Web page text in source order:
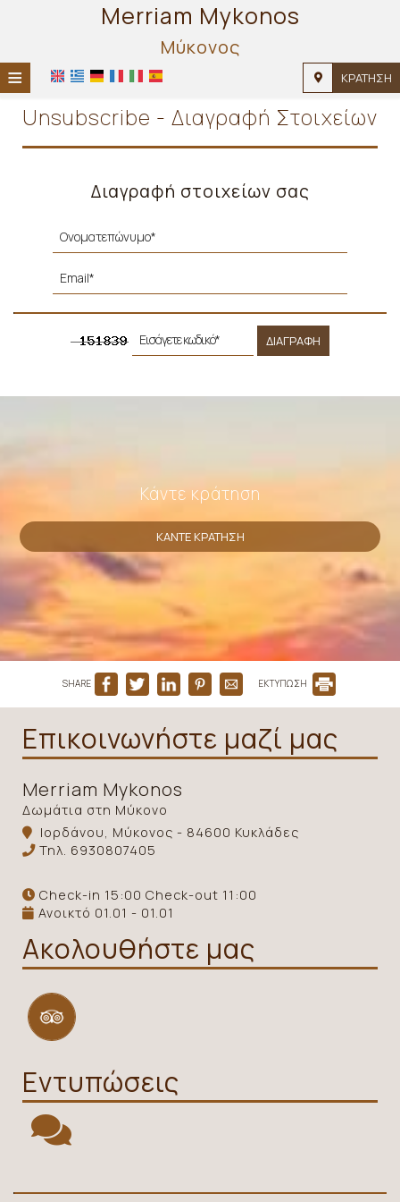
Merriam Mykonos
Μύκονος
≡ ΚΡΆΤΗΣΗ
ΑΡΧΙΚΉ
ΤΟΠΟΘΕΣΊΑ
ΔΙΑΜΟΝΉ
ΦΩΤΟΓΡΑΦΊΕΣ
Unsubscribe - Διαγραφή Στοιχείων
Διαγραφή στοιχείων σας
ΔΙΑΓΡΑΦΉ
Κάντε κράτηση
ΚΆΝΤΕ ΚΡΆΤΗΣΗ
SHARE ΕΚΤΥΠΩΣΗ
Επικοινωνήστε μαζί μας
Merriam Mykonos
Δωμάτια στη Μύκονο
Ιορδάνου, Μύκονος - 84600 Κυκλάδες
Τηλ. 6930807405
Check-in 15:00 Check-out 11:00
Ανοικτό 01.01 - 01.01
Ακολουθήστε μας
Εντυπώσεις